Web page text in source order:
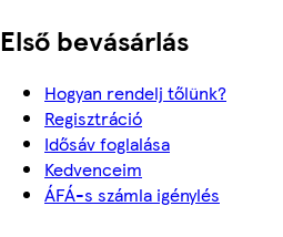
Első bevásárlás
Hogyan rendelj tőlünk?
Regisztráció
Idősáv foglalása
Kedvenceim
ÁFÁ-s számla igénylés